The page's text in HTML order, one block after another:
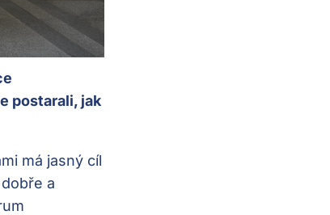
postarali, jak
má jasný cíl
a